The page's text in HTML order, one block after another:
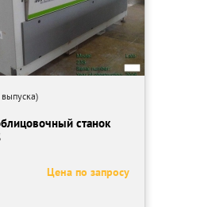
станок
Цена по запросу